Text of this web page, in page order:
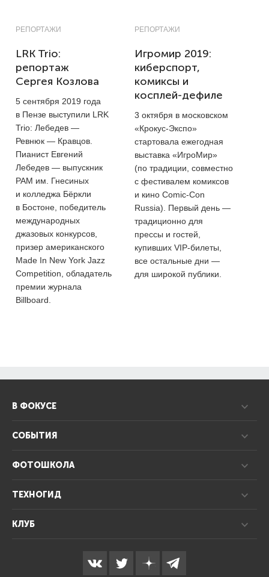
РЕПОРТАЖИ
LRK Trio:
репортаж
Сергея Козлова
5 сентября 2019 года
в Пензе выступили LRK
Trio: Лебедев —
Ревнюк — Кравцов.
Пианист Евгений
Лебедев — выпускник
РАМ им. Гнесиных
и колледжа Бёркли
в Бостоне, победитель
международных
джазовых конкурсов,
призер американского
Made In New York Jazz
Competition, обладатель
премии журнала
Billboard.
РЕПОРТАЖИ
Игромир 2019:
киберспорт,
комиксы и
косплей-дефиле
3 октября в московском
«Крокус-Экспо»
стартовала ежегодная
выставка «ИгроМир»
(по традиции, совместно
с фестивалем комиксов
и кино Comic-Con
Russia). Первый день —
традиционно для
прессы и гостей,
купивших VIP-билеты,
все остальные дни —
для широкой публики.
В ФОКУСЕ
СОБЫТИЯ
ФОТОШКОЛА
ТЕХНОГИД
КЛУБ